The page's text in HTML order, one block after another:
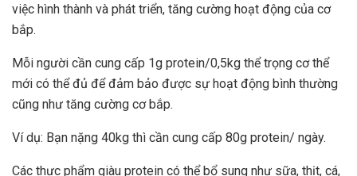
việc hình thành và phát triển, tăng cường hoạt động của cơ
bắp.
Mỗi người cần cung cấp 1g protein/0,5kg thể trọng cơ thể
mới có thể đủ để đảm bảo được sự hoạt động bình thường
cũng như tăng cường cơ bắp.
Ví dụ: Bạn nặng 40kg thì cần cung cấp 80g protein/ ngày.
Các thực phẩm giàu protein có thể bổ sung như sữa, thịt, cá,